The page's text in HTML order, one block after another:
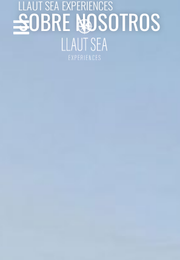
LLAUT SEA EXPERIENCES
SOBRE NOSOTROS